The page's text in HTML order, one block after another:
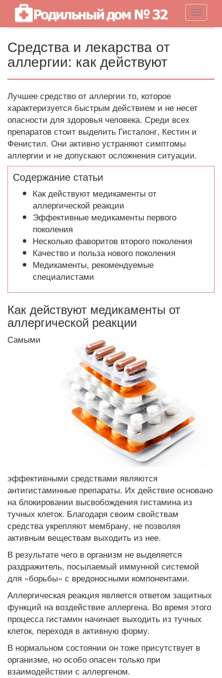
Средства и лекарства от
аллергии: как действуют
Лучшее средство от аллергии то, которое
характеризуется быстрым действием и не несет
опасности для здоровья человека. Среди всех
препаратов стоит выделить Гисталонг, Кестин и
Фенистил. Они активно устраняют симптомы
аллергии и не допускают осложнения ситуации.
Содержание статьи
Как действуют медикаменты от
аллергической реакции
Эффективные медикаменты первого
поколения
Несколько фаворитов второго поколения
Качество и польза нового поколения
Медикаменты, рекомендуемые
специалистами
Как действуют медикаменты от
аллергической реакции
Самыми
эффективными средствами являются
антигистаминные препараты. Их действие основано
на блокировании высвобождения гистамина из
тучных клеток. Благодаря своим свойствам
средства укрепляют мембрану, не позволяя
активным веществам выходить из нее.
В результате чего в организм не выделяется
раздражитель, посылаемый иммунной системой
для «борьбы» с вредоносными компонентами.
Аллергическая реакция является ответом защитных
функций на воздействие аллергена. Во время этого
процесса гистамин начинает выходить из тучных
клеток, переходя в активную форму.
В нормальном состоянии он тоже присутствует в
организме, но особо опасен только при
взаимодействии с аллергеном.